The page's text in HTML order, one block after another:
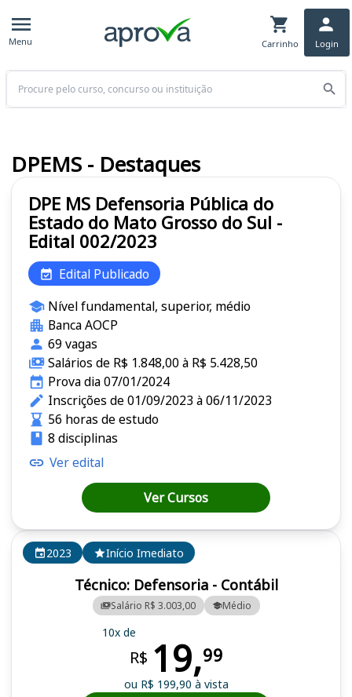
Menu Carrinho Login
Buscar
2023 Início Imediato
Técnico: Defensoria - Contábil
Salário R$ 3.003,00 Médio
10x de
R$ 19,99
ou R$ 199,90 à vista
DPE MS Defensoria Pública do
Estado do Mato Grosso do Sul -
Edital 002/2023
Edital Publicado
Nível fundamental, superior, médio
Banca AOCP
69 vagas
Salários de R$ 1.848,00 à R$ 5.428,50
Prova dia 07/01/2024
Inscrições de 01/09/2023 à 06/11/2023
56 horas de estudo
8 disciplinas
Ver edital
Ver Cursos
DPEMS - Destaques